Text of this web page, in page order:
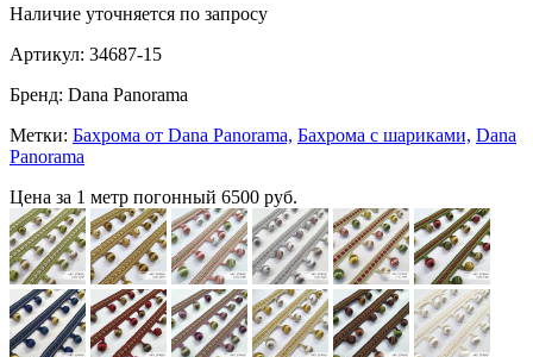
Наличие уточняется по запросу
Артикул: 34687-15
Бренд: Dana Panorama
Метки: Бахрома от Dana Panorama, Бахрома с шариками, Dana
Panorama
Цена за 1 метр погонный 6500 руб.